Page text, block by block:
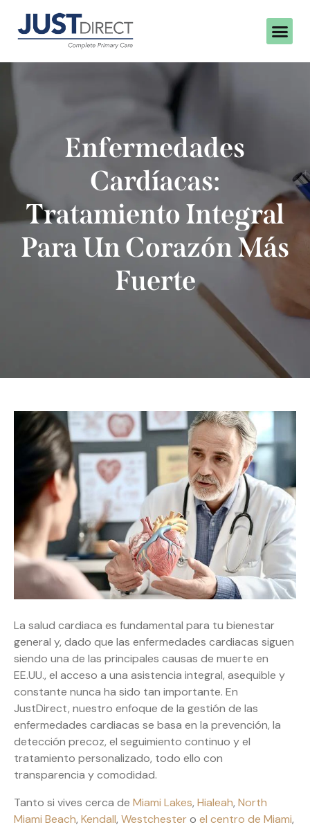
Enfermedades
Cardíacas:
Tratamiento Integral
Para Un Corazón Más
Fuerte
La salud cardiaca es fundamental para tu bienestar
general y, dado que las enfermedades cardiacas siguen
siendo una de las principales causas de muerte en
EE.UU., el acceso a una asistencia integral, asequible y
constante nunca ha sido tan importante. En
JustDirect, nuestro enfoque de la gestión de las
enfermedades cardiacas se basa en la prevención, la
detección precoz, el seguimiento continuo y el
tratamiento personalizado, todo ello con
transparencia y comodidad.
Tanto si vives cerca de Miami Lakes, Hialeah, North
Miami Beach, Kendall, Westchestero el centro de Miami,